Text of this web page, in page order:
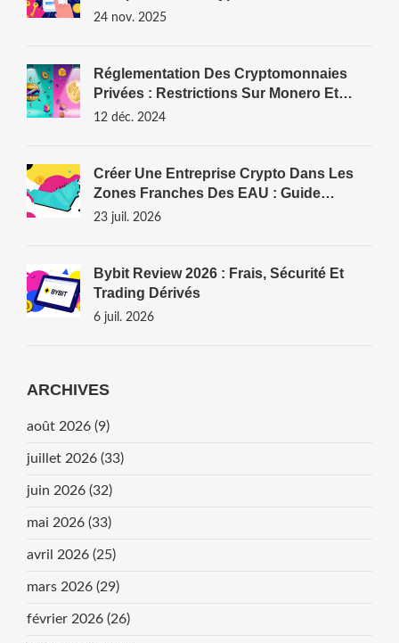
Et Ses Mécanismes
24 nov. 2025
Réglementation Des Cryptomonnaies
Privées : Restrictions Sur Monero Et
Zcash
12 déc. 2024
Créer Une Entreprise Crypto Dans Les
Zones Franches Des EAU : Guide
Complet Et Restrictions
23 juil. 2026
Bybit Review 2026 : Frais, Sécurité Et
Trading Dérivés
6 juil. 2026
ARCHIVES
août 2026 (9)
juillet 2026 (33)
juin 2026 (32)
mai 2026 (33)
avril 2026 (25)
mars 2026 (29)
février 2026 (26)